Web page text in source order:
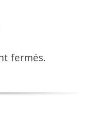
fermés.